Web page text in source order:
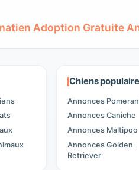
Adoption Gratuite
Chiens
Annonces
Annonces Caniche
Annonces Maltipoo
Annonces Golden
Retriever